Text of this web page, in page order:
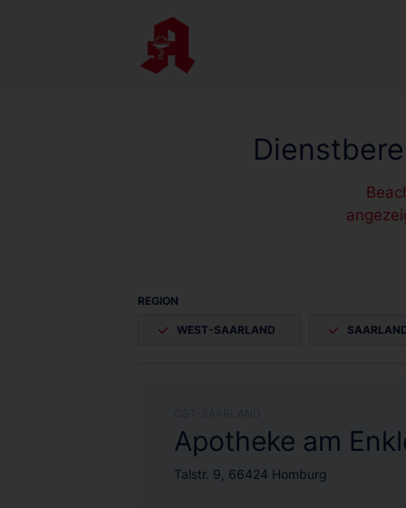
REGION
WEST-SAARLAND
Apotheke am
Talstr. 9, 66424 Homburg